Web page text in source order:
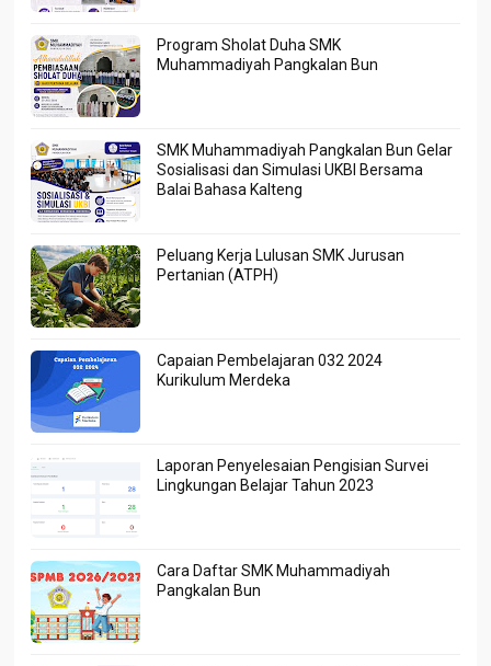
Program Sholat Duha SMK
Muhammadiyah Pangkalan Bun
SMK Muhammadiyah Pangkalan Bun Gelar
Sosialisasi dan Simulasi UKBI Bersama
Balai Bahasa Kalteng
Peluang Kerja Lulusan SMK Jurusan
Pertanian (ATPH)
Capaian Pembelajaran 032 2024
Kurikulum Merdeka
Laporan Penyelesaian Pengisian Survei
Lingkungan Belajar Tahun 2023
Cara Daftar SMK Muhammadiyah
Pangkalan Bun